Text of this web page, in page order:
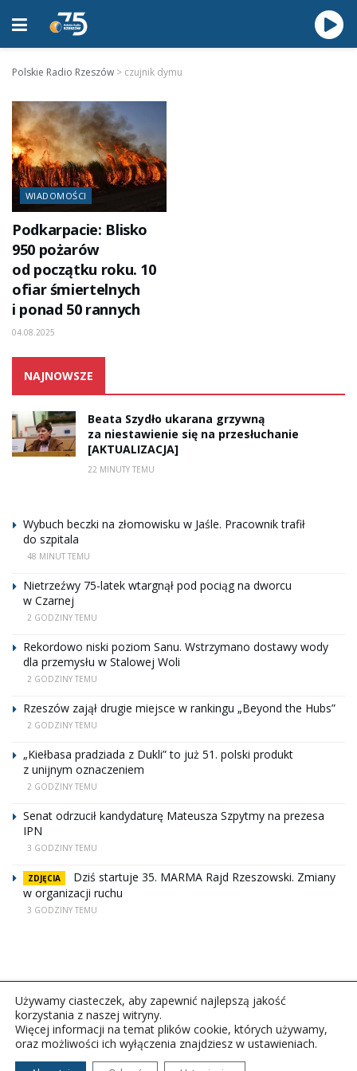
Polskie Radio Rzeszów > czujnik dymu
WIADOMOŚCI
Podkarpacie: Blisko
950 pożarów
od początku roku. 10
ofiar śmiertelnych
i ponad 50 rannych
04.08.2025
NAJNOWSZE
Beata Szydło ukarana grzywną
za niestawienie się na przesłuchanie
[AKTUALIZACJA]
22 MINUTY TEMU
Wybuch beczki na złomowisku w Jaśle. Pracownik trafił
do szpitala
48 MINUT TEMU
Nietrzeźwy 75-latek wtargnął pod pociąg na dworcu
w Czarnej
2 GODZINY TEMU
Rekordowo niski poziom Sanu. Wstrzymano dostawy wody
dla przemysłu w Stalowej Woli
2 GODZINY TEMU
Rzeszów zajął drugie miejsce w rankingu „Beyond the Hubs”
2 GODZINY TEMU
„Kiełbasa pradziada z Dukli” to już 51. polski produkt
z unijnym oznaczeniem
2 GODZINY TEMU
Senat odrzucił kandydaturę Mateusza Szpytmy na prezesa
IPN
3 GODZINY TEMU
ZDJĘCIA
Dziś startuje 35. MARMA Rajd Rzeszowski. Zmiany
w organizacji ruchu
3 GODZINY TEMU
Copyright © 2026Polskie Radio Rzeszów S.A. w likwidacj.
Używamy ciasteczek, aby zapewnić najlepszą jakość
korzystania z naszej witryny.
Więcej informacji na temat plików cookie, których używamy,
oraz możliwości ich wyłączenia znajdziesz w ustawieniach.